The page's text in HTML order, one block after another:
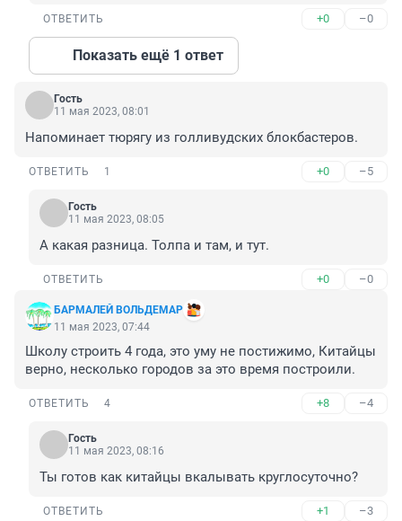
ОТВЕТИТЬ +0 –0
Показать ещё 1 ответ
Гость
11 мая 2023, 08:01
Напоминает тюрягу из голливудских блокбастеров.
ОТВЕТИТЬ 1 +0 –5
Гость
11 мая 2023, 08:05
А какая разница. Толпа и там, и тут.
ОТВЕТИТЬ +0 –0
БАРМАЛЕЙ ВОЛЬДЕМАР
11 мая 2023, 07:44
Школу строить 4 года, это уму не постижимо, Китайцы
верно, несколько городов за это время построили.
ОТВЕТИТЬ 4 +8 –4
Гость
11 мая 2023, 08:16
Ты готов как китайцы вкалывать круглосуточно?
ОТВЕТИТЬ +1 –3